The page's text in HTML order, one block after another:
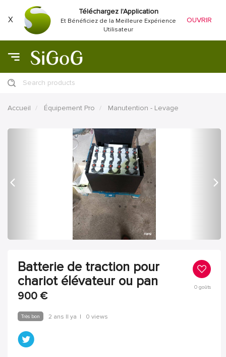
X
Téléchargez l'Application
Et Bénéficiez de la Meilleure Expérience
Utilisateur
OUVRIR
Search products
Accueil Équipement Pro Manutention - Levage
Batterie de traction pour
chariot élévateur ou pan
900 €
0goûts
Très bon 2 ans Il ya | 0 views